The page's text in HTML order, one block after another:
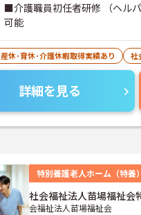
■介護職員初任者研修 （ヘル
可能
産休･育休･介護休暇取得実績あり 社
詳細を見る
特別養護老人ホーム（特養）
社会福祉法人苗場福祉会
会福祉法人苗場福祉会